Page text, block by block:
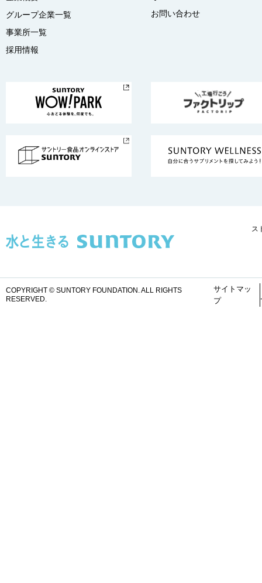
グループ企業一覧
事業所一覧
採用情報
お問い合わせ
ス
COPYRIGHT © SUNTORY FOUNDATION.ALL RIGHTS
RESERVED.
サイトマッ
プ